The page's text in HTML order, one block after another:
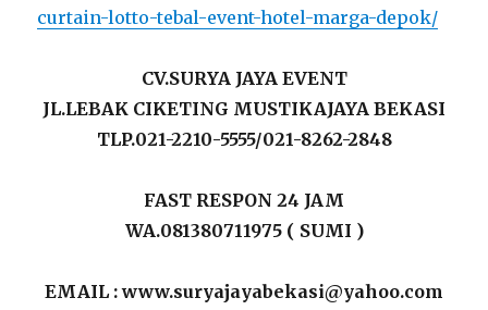
curtain-lotto-tebal-event-hotel-marga-depok/
CV.SURYA JAYA EVENT
JL.LEBAK CIKETING MUSTIKAJAYA BEKASI
TLP.021-2210-5555/021-8262-2848
FAST RESPON 24 JAM
WA.081380711975 ( SUMI )
EMAIL : www.suryajayabekasi@yahoo.com